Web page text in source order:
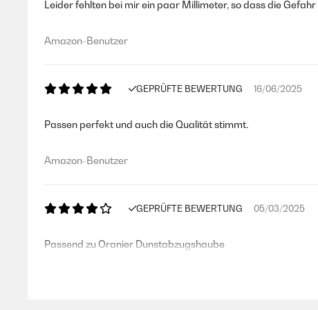
Leider fehlten bei mir ein paar Millimeter, so dass die
Amazon-Benutzer
GEPRÜFTE BEWERTUNG 16/06/2025
Passen perfekt und auch die Qualität stimmt.
Amazon-Benutzer
GEPRÜFTE BEWERTUNG 05/03/2025
Passend zu Oranier Dunstabzugshaube